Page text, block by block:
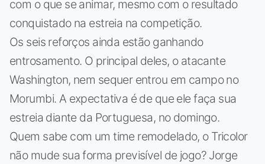
com o que se animar, mesmo com o resultado
conquistado na estreia na competição.
Os seis reforços ainda estão ganhando
entrosamento. O principal deles, o atacante
Washington, nem sequer entrou em campo no
Morumbi. A expectativa é de que ele faça sua
estreia diante da Portuguesa, no domingo.
Quem sabe com um time remodelado, o Tricolor
não mude sua forma previsível de jogo? Jorge